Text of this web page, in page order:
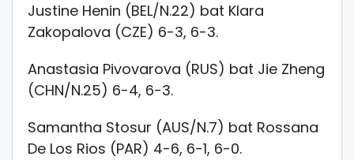
Justine Henin (BEL/N.22) bat Klara
Zakopalova (CZE) 6-3, 6-3.
Anastasia Pivovarova (RUS) bat Jie Zheng
(CHN/N.25) 6-4, 6-3.
Samantha Stosur (AUS/N.7) bat Rossana
De Los Rios (PAR) 4-6, 6-1, 6-0.